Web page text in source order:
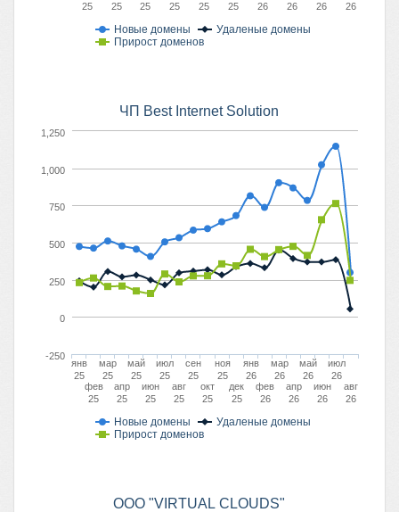
Новые домены
Удаленые домены
Прирост доменов
25
25
25
25
25
25
26
26
26
26
ЧП Best Internet Solution
Новые домены
Удаленые домены
Прирост доменов
янв
25
фев
25
мар
25
апр
25
май
25
июн
25
июл
25
авг
25
сен
25
окт
25
ноя
25
дек
25
янв
26
фев
26
мар
26
апр
26
май
26
июн
26
июл
26
авг
26
-250
0
250
500
750
1,000
1,250
ООО "VIRTUAL CLOUDS"